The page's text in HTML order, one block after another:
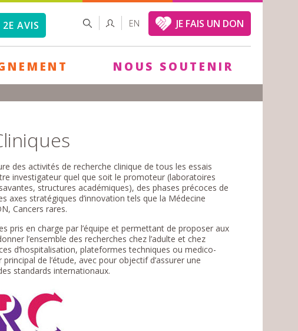
AVIS FORMULAIRE
DE
RECHERCHER EN JE FAIS UN DON
NOUS SOUTENIR
des activités de recherche clinique de tous les essais
investigateur quel que soit le promoteur (laboratoires
structures académiques), des phases précoces de
axes stratégiques d’innovation tels que la Médecine
Cancers rares.
pris en charge par l’équipe et permettant de proposer aux
l’ensemble des recherches chez l’adulte et chez
d’hospitalisation, plateformes techniques ou medico-
de l’étude, avec pour objectif d’assurer une
standards internationaux.